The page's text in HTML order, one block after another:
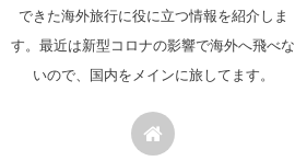
できた海外旅行に役に立つ情報を紹介しま
す。最近は新型コロナの影響で海外へ飛べな
いので、国内をメインに旅してます。